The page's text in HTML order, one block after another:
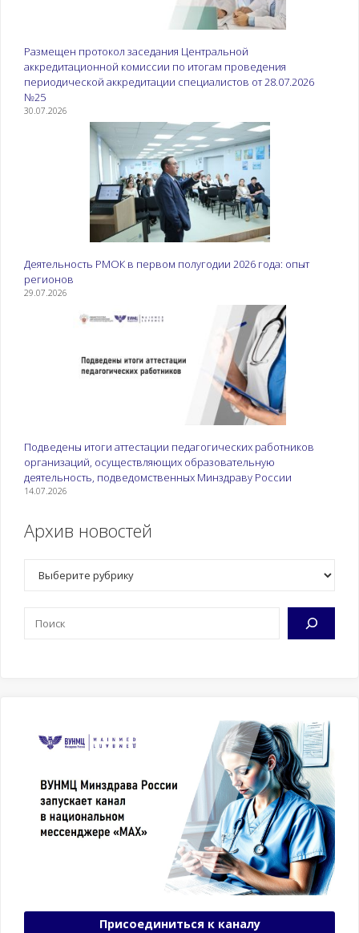
Размещен протокол заседания Центральной
аккредитационной комиссии по итогам проведения
периодической аккредитации специалистов от 28.07.2026
№25
30.07.2026
Деятельность РМОК в первом полугодии 2026 года: опыт
регионов
29.07.2026
Подведены итоги аттестации педагогических работников
организаций, осуществляющих образовательную
деятельность, подведомственных Минздраву России
14.07.2026
Архив новостей
Присоединиться к каналу